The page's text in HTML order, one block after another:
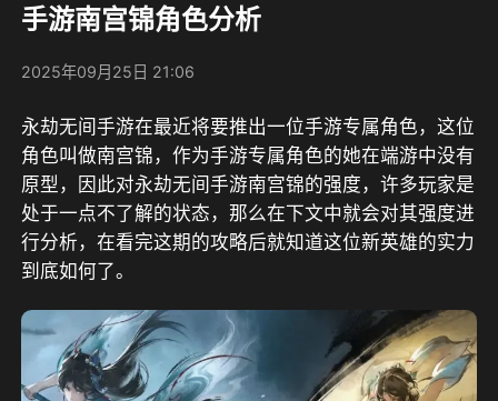
手游南宫锦角色分析
2025年09月25日 21:06
永劫无间手游在最近将要推出一位手游专属角色，这位
角色叫做南宫锦，作为手游专属角色的她在端游中没有
原型，因此对永劫无间手游南宫锦的强度，许多玩家是
处于一点不了解的状态，那么在下文中就会对其强度进
行分析，在看完这期的攻略后就知道这位新英雄的实力
到底如何了。